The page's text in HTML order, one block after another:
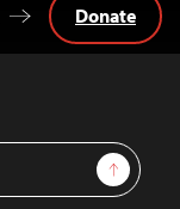
Sign Up
Donate